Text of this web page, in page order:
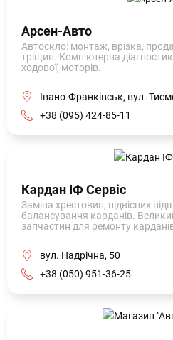
Арсен-Авто
Автоскло: монтаж, врізка,
тріщин. Комп’ютерна
ходової, моторів.
Івано-Франківськ, вул.
+38 (095) 424-85-11
Кардан ІФ Сервіс
Заміна хрестовин, підвісних
балансування карданів.
запчастин для ремонту
вул. Надрічна, 50
+38 (050) 951-36-25